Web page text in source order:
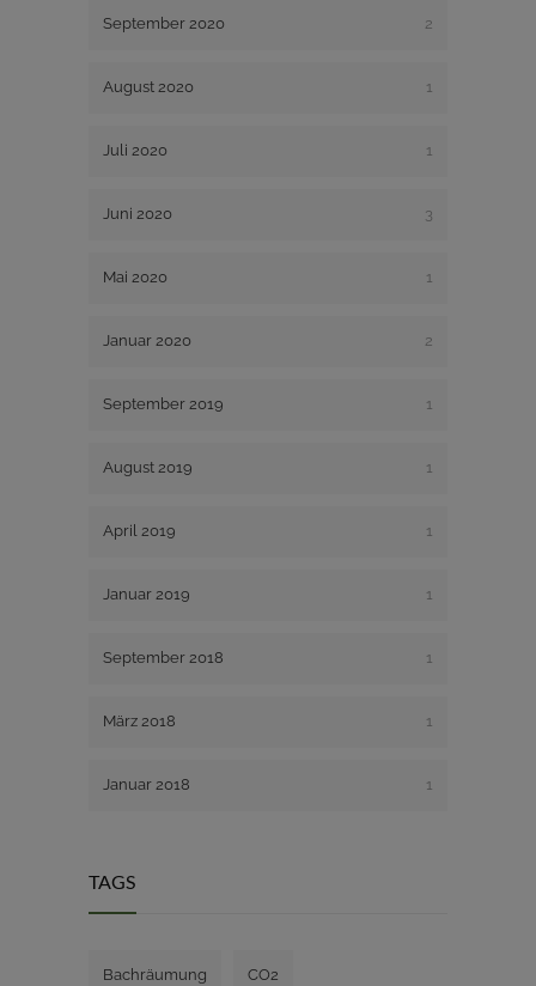
September 2020 2
August 2020 1
Juli 2020 1
Juni 2020 3
Mai 2020 1
Januar 2020 2
September 2019 1
August 2019 1
April 2019 1
Januar 2019 1
September 2018 1
März 2018 1
Januar 2018 1
TAGS
Bachräumung CO2